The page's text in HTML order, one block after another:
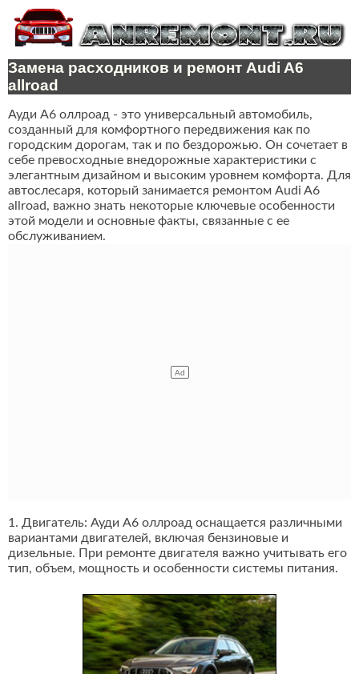
Замена расходников и ремонт Audi A6
allroad
Ауди А6 оллроад - это универсальный автомобиль,
созданный для комфортного передвижения как по
городским дорогам, так и по бездорожью. Он сочетает в
себе превосходные внедорожные характеристики с
элегантным дизайном и высоким уровнем комфорта. Для
автослесаря, который занимается ремонтом Audi A6
allroad, важно знать некоторые ключевые особенности
этой модели и основные факты, связанные с ее
обслуживанием.
1. Двигатель: Ауди А6 оллроад оснащается различными
вариантами двигателей, включая бензиновые и
дизельные. При ремонте двигателя важно учитывать его
тип, объем, мощность и особенности системы питания.